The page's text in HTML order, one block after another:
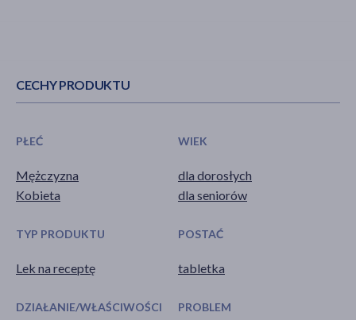
CECHY PRODUKTU
PŁEĆ
Mężczyzna
Kobieta
WIEK
dla dorosłych
dla seniorów
TYP PRODUKTU
Lek na receptę
POSTAĆ
tabletka
DZIAŁANIE/WŁAŚCIWOŚCI PROBLEM